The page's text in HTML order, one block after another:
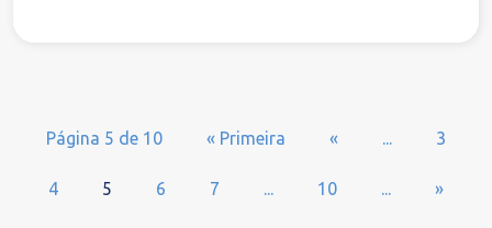
Página 5 de 10 « Primeira « ... 3
4 5 6 7 ... 10 ... »